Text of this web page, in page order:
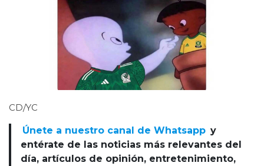
CD/YC
Únete a nuestro canal de Whatsapp y
entérate de las noticias más relevantes del
día, artículos de opinión, entretenimiento,